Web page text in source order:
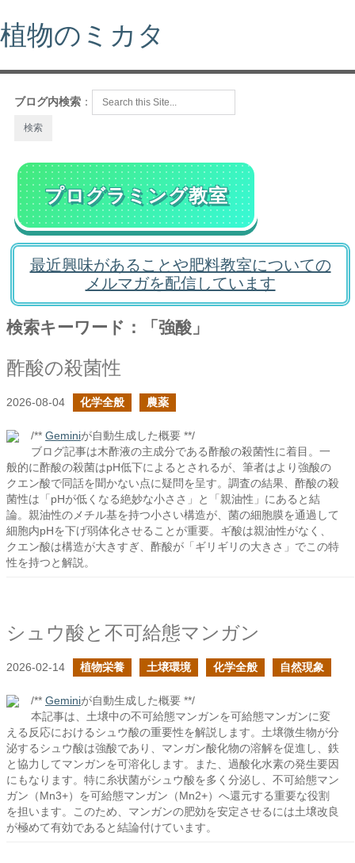
植物のミカタ
ブログ内検索 ：
プログラミング教室
最近興味があることや肥料教室についての
メルマガを配信しています
検索キーワード：「強酸」
酢酸の殺菌性
2026-08-04 化学全般 農薬
/** Geminiが自動生成した概要 **/
ブログ記事は木酢液の主成分である酢酸の殺菌性に着目。一
般的に酢酸の殺菌はpH低下によるとされるが、筆者はより強酸の
クエン酸で同話を聞かない点に疑問を呈す。調査の結果、酢酸の殺
菌性は「pHが低くなる絶妙な小ささ」と「親油性」にあると結
論。親油性のメチル基を持つ小さい構造が、菌の細胞膜を通過して
細胞内pHを下げ弱体化させることが重要。ギ酸は親油性がなく、
クエン酸は構造が大きすぎ、酢酸が「ギリギリの大きさ」でこの特
性を持つと解説。
シュウ酸と不可給態マンガン
2026-02-14 植物栄養 土壌環境 化学全般 自然現象
/** Geminiが自動生成した概要 **/
本記事は、土壌中の不可給態マンガンを可給態マンガンに変
える反応におけるシュウ酸の重要性を解説します。土壌微生物が分
泌するシュウ酸は強酸であり、マンガン酸化物の溶解を促進し、鉄
と協力してマンガンを可溶化します。また、過酸化水素の発生要因
にもなります。特に糸状菌がシュウ酸を多く分泌し、不可給態マン
ガン（Mn3+）を可給態マンガン（Mn2+）へ還元する重要な役割
を担います。このため、マンガンの肥効を安定させるには土壌改良
が極めて有効であると結論付けています。